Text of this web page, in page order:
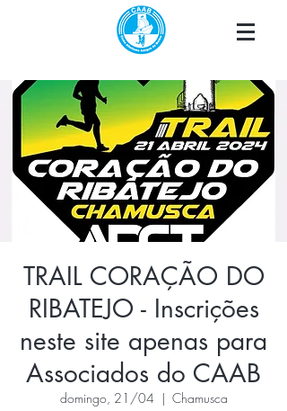
TRAIL CORAÇÃO DO
RIBATEJO - Inscrições
neste site apenas para
Associados do CAAB
domingo, 21/04
  |
Chamusca